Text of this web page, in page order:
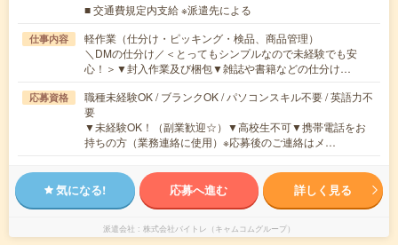
■ 交通費規定内支給 ※派遣先による
仕事内容
軽作業（仕分け・ピッキング・検品、商品管理）
＼DMの仕分け／＜とってもシンプルなので未経験でも安
心！＞▼封入作業及び梱包▼雑誌や書籍などの仕分け…
応募資格
職種未経験OK / ブランクOK / パソコンスキル不要 / 英語力不
要
▼未経験OK！（副業歓迎☆）▼高校生不可▼携帯電話をお
持ちの方（業務連絡に使用）※応募後のご連絡はメ…
気になる! 応募へ進む 詳しく見る
派遣会社 株式会社バイトレ（キャムコムグループ）